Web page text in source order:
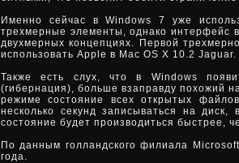
Именно сейчас в Windows 7 уже
трехмерные элементы, однако интерфейс
двухмерных концепциях. Первой
использовать Apple в Mac OS X 10.2 Jaguar.
Также есть слух, что в Windows
(гибернация), больше взаправду похожий
режиме состояние всех открытых
несколько секунд записываться на диск,
состояние будет производиться быстрее,
По данным голландского филиала
года.